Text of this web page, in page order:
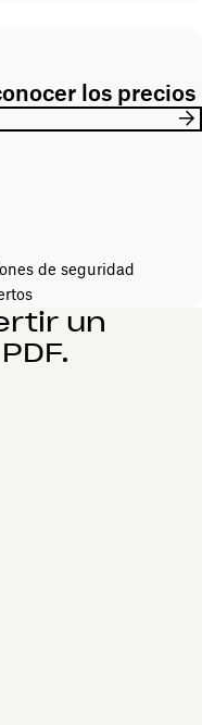
los precios
de seguridad
un